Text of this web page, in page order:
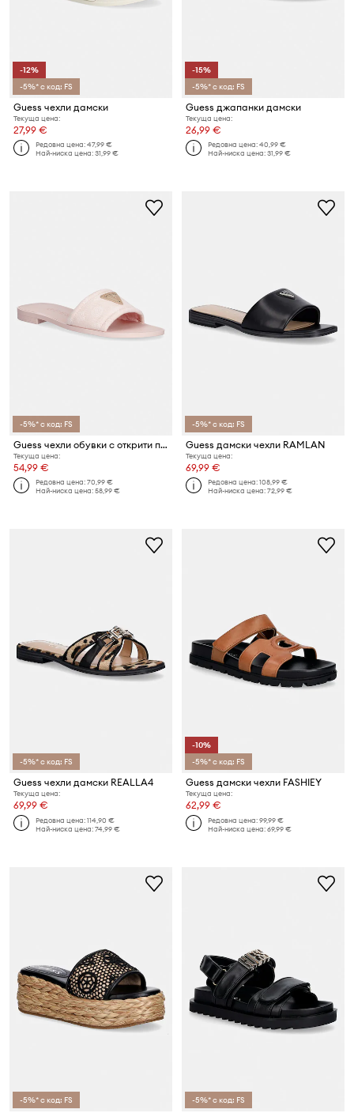
-12%
-5%* с код: FS
Guess чехли дамски
Текуща цена:
27,99 €
Редовна цена:47,99 €
Най-ниска цена:31,99 €
-15%
-5%* с код: FS
Guess джапанки дамски
Текуща цена:
26,99 €
Редовна цена:40,99 €
Най-ниска цена:31,99 €
-5%* с код: FS
Guess чехли обувки с открити пръсти дамски ELYSONE
Текуща цена:
54,99 €
Редовна цена:70,99 €
Най-ниска цена:58,99 €
-5%* с код: FS
Guess дамски чехли RAMLAN
Текуща цена:
69,99 €
Редовна цена:108,99 €
Най-ниска цена:72,99 €
-5%* с код: FS
Guess чехли дамски REALLA4
Текуща цена:
69,99 €
Редовна цена:114,90 €
Най-ниска цена:74,99 €
-10%
-5%* с код: FS
Guess дамски чехли FASHIEY
Текуща цена:
62,99 €
Редовна цена:99,99 €
Най-ниска цена:69,99 €
-5%* с код: FS -5%* с код: FS